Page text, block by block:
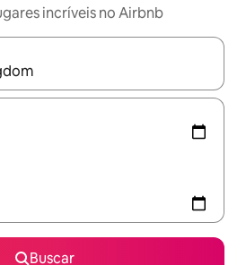
incríveis no Airbnb
estiverem disponíveis, explore-os
Buscar